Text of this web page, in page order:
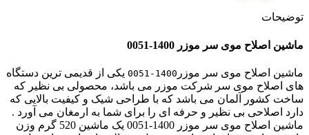
توضیحات
ماشین اصلاح موی سر موزر 1400-0051
ماشین اصلاح موی سر موزر 1400-0051
یکی از قدیمی ترین دستگاه
های اصلاح موی سر شرکت موزر می باشد، محصولی بی نظیر که
ساخت کشور آلمان می باشد که با طراحی شیک و کیفیت بالایی که
دارد اصلاحی بی نظیر و حرفه ای را برای شما به ارمغان می آورد .
ماشین اصلاح موی سر موزر 1400-0051 یک ماشین 520 گرم وزن